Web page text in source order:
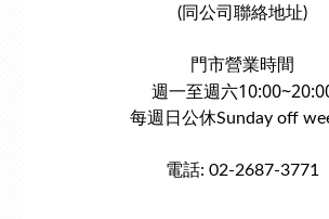
(同公司聯絡地址)
門市營業時間
週一至週六
每週日公休Sunday off
電話: 02-2687-3771